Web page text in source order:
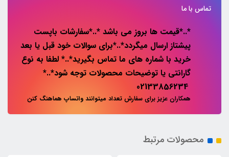
تماس با ما
*..*قیمت ها بروز می باشد *..*سفارشات باپست
پیشتاز ارسال میگردد*..*برای سوالات خود قبل یا بعد
خرید با شماره های ما تماس بگیرید*..* لطفا به نوع
گارانتی یا توضیحات محصولات توجه شود*..*
همکاران عزیز برای سفارش تعداد میتوانند واتساپ هماهنگ کنن
محصولات مرتبط